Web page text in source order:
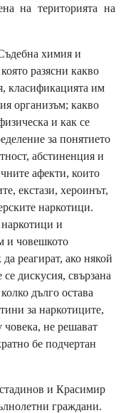
на територията на
химия и
разясни какво
класификацията им
организъм; какво
и как се
за понятието
абстиненция и
афекти, които
екстази, хероинът,
наркотици.
и
и човешкото
реагират, ако някой
дискусия, свързана
дълго остава
за наркотиците,
човека, не решават
бе подчертан
и Красимир
граждани.